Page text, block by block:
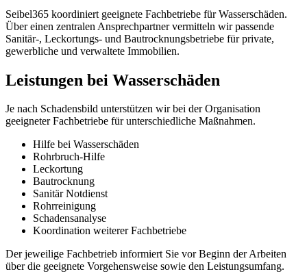
Seibel365 koordiniert geeignete Fachbetriebe für Wasserschäden.
Über einen zentralen Ansprechpartner vermitteln wir passende
Sanitär-, Leckortungs- und Bautrocknungsbetriebe für private,
gewerbliche und verwaltete Immobilien.
Leistungen bei Wasserschäden
Je nach Schadensbild unterstützen wir bei der Organisation
geeigneter Fachbetriebe für unterschiedliche Maßnahmen.
Hilfe bei Wasserschäden
Rohrbruch-Hilfe
Leckortung
Bautrocknung
Sanitär Notdienst
Rohrreinigung
Schadensanalyse
Koordination weiterer Fachbetriebe
Der jeweilige Fachbetrieb informiert Sie vor Beginn der Arbeiten
über die geeignete Vorgehensweise sowie den Leistungsumfang.